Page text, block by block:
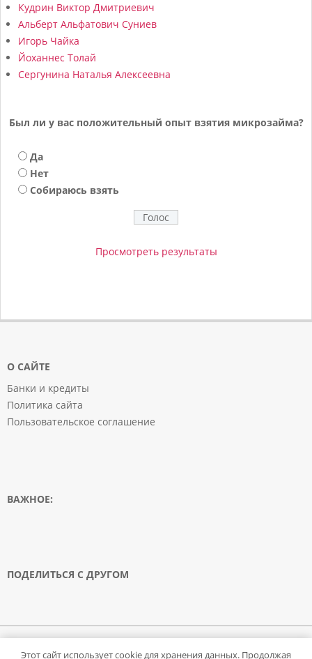
Кудрин Виктор Дмитриевич
Альберт Альфатович Суниев
Игорь Чайка
Йоханнес Толай
Сергунина Наталья Алексеевна
Был ли у вас положительный опыт взятия микрозайма?
Да
Нет
Собираюсь взять
Просмотреть результаты
О САЙТЕ
Банки и кредиты
Политика сайта
Пользовательское соглашение
ВАЖНОЕ:
ПОДЕЛИТЬСЯ С ДРУГОМ
материалов сайта без согласия его авторов и обратной ссылки.
Этот сайт использует cookie для хранения данных. Продолжая